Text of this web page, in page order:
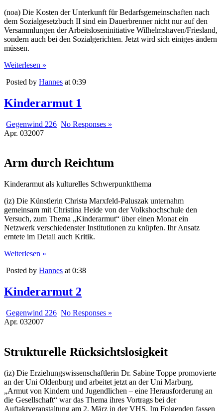
(noa) Die Kosten der Unterkunft für Bedarfsgemeinschaften nach
dem Sozialgesetzbuch II sind ein Dauerbrenner nicht nur auf den
Versammlungen der Arbeitsloseninitiative Wilhelmshaven/Friesland,
sondern auch bei den Sozialgerichten. Jetzt wird sich einiges ändern
müssen.
Weiterlesen »
Posted by Hannes at 0:39
Kinderarmut 1
Gegenwind 226 No Responses »
Apr. 032007
Arm durch Reichtum
Kinderarmut als kulturelles Schwerpunktthema
(iz) Die Künstlerin Christa Marxfeld-Paluszak unternahm
gemeinsam mit Christina Heide von der Volkshochschule den
Versuch, zum Thema „Kinderarmut“ über einen Monat ein
Netzwerk verschiedenster Institutionen zu knüpfen. Ihr Ansatz
erntete im Detail auch Kritik.
Weiterlesen »
Posted by Hannes at 0:38
Kinderarmut 2
Gegenwind 226 No Responses »
Apr. 032007
Strukturelle Rücksichtslosigkeit
(iz) Die Erziehungswissenschaftlerin Dr. Sabine Toppe promovierte
an der Uni Oldenburg und arbeitet jetzt an der Uni Marburg.
„Armut von Kindern und Jugendlichen – eine Herausforderung an
die Gesellschaft“ war das Thema ihres Vortrags bei der
Auftaktveranstaltung am 2. März in der VHS. Im Folgenden fassen